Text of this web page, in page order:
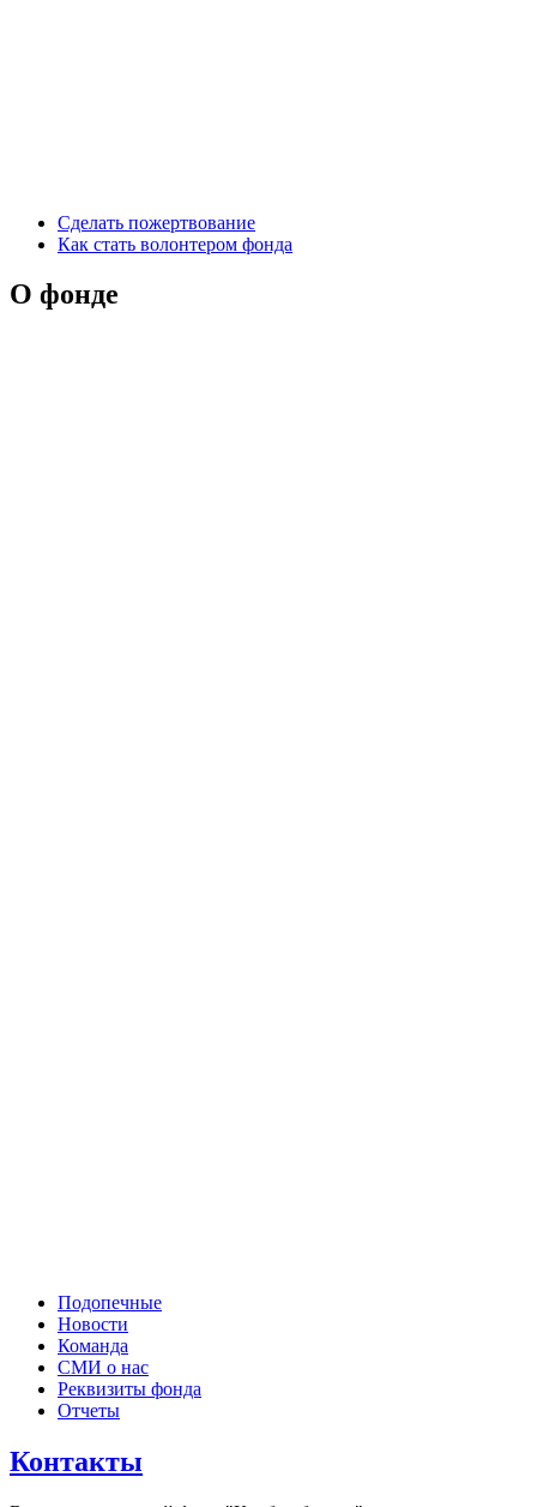
Сделать пожертвование
Как стать волонтером фонда
О фонде
Подопечные
Новости
Команда
СМИ о нас
Реквизиты фонда
Отчеты
Контакты